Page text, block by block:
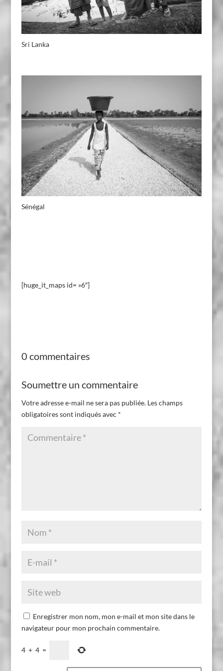
Sri Lanka
Sénégal
[huge_it_maps id= »6″]
0 commentaires
Soumettre un commentaire
Votre adresse e-mail ne sera pas publiée. Les champs
obligatoires sont indiqués avec *
Enregistrer mon nom, mon e-mail et mon site dans le
navigateur pour mon prochain commentaire.
4 + 4 =